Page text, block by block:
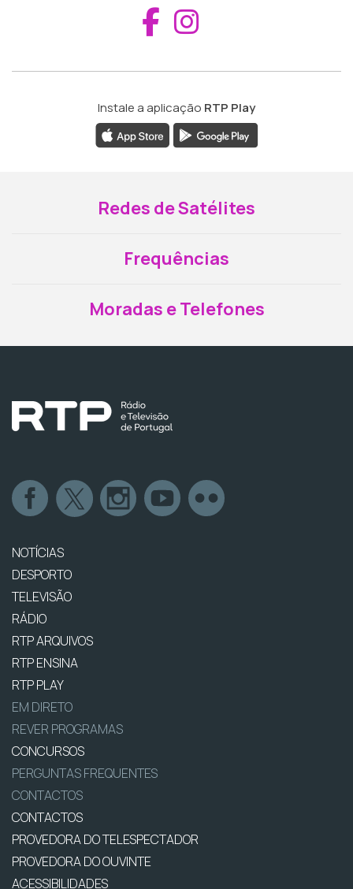
Aceder ao
Instale a aplicação RTP Play
Redes de Satélites
Frequências
Moradas e Telefones
NOTÍCIAS
DESPORTO
TELEVISÃO
RÁDIO
RTP ARQUIVOS
RTP ENSINA
RTP PLAY
EM DIRETO
REVER PROGRAMAS
CONCURSOS
PERGUNTAS FREQUENTES
CONTACTOS
CONTACTOS
PROVEDORA DO TELESPECTADOR
PROVEDORA DO OUVINTE
ACESSIBILIDADES